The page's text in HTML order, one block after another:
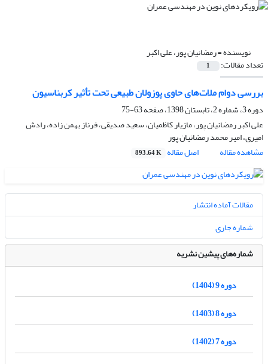
نویسنده =رمضانیان پور، علی اکبر
تعداد مقالات: 1
بررسی دوام ملات‌های حاوی پوزولان‌ طبیعی تحت تأثیر کربناسیون
دوره 3، شماره 2، تابستان 1398، صفحه
63-75
علی اکبر رمضانیان پور، مازیار کاظمیان، سعید صدیقی، فرناز بهمن زاده، رادش
امیری، امیر محمد رمضانیان پور
مشاهده مقاله
اصل مقاله 893.64 K
مقالات آماده انتشار
شماره جاری
شماره‌های پیشین نشریه
دوره 9 (1404)
دوره 8 (1403)
دوره 7 (1402)